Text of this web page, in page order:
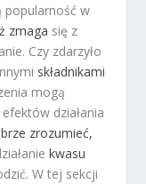
popularność w
zmaga się z
Czy zdarzyło
składnikami
mogą
działania
zrozumieć,
kwasu
W tej sekcji